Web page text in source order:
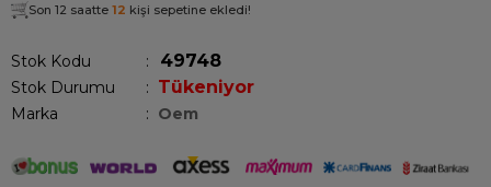
Son 12 saatte 12 kişi sepetine ekledi!
Stok Kodu 49748
Stok Durumu : Tükeniyor
Marka : Oem